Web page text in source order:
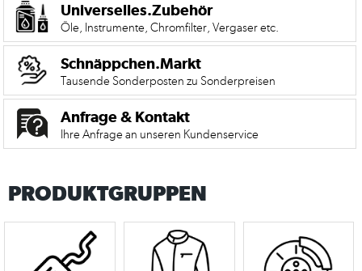
Mein
Account
Ersatzteilsuche
Universelles.Zubehör
Öle, Instrumente, Chromfilter, Vergaser etc.
Schnäppchen.Markt
Tausende Sonderposten zu Sonderpreisen
Anfrage & Kontakt
Ihre Anfrage an unseren Kundenservice
PRODUKTGRUPPEN